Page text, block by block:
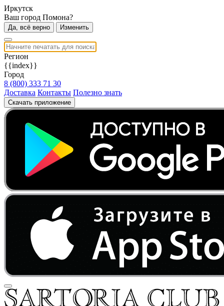
Иркутск
Ваш город Помона?
Да, всё верно Изменить
Регион
{{index}}
Город
8 (800) 333 71 30
Доставка Контакты Полезно знать
Скачать приложение